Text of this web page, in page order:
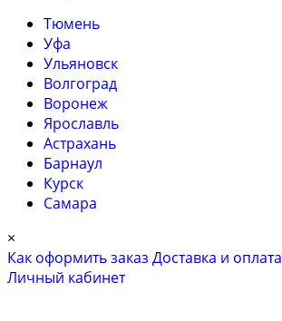
Тюмень
Уфа
Ульяновск
Волгоград
Воронеж
Ярославль
Астрахань
Барнаул
Курск
Самара
×
Как оформить заказ Доставка и оплата
Личный кабинет